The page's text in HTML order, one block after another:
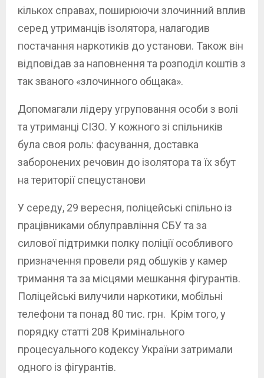
кількох справах, поширюючи злочинний вплив
серед утриманців ізолятора, налагодив
постачання наркотиків до установи. Також він
відповідав за наповнення та розподіл коштів з
так званого «злочинного общака».
Допомагали лідеру угруповання особи з волі
та утриманці СІЗО. У кожного зі спільників
була своя роль: фасування, доставка
заборонених речовин до ізолятора та їх збут
на території спецустанови
У середу, 29 вересня, поліцейські спільно із
працівниками облуправління СБУ та за
силової підтримки полку поліції особливого
призначення провели ряд обшуків у камер
тримання та за місцями мешкання фігурантів.
Поліцейські вилучили наркотики, мобільні
телефони та понад 80 тис. грн. Крім того, у
порядку статті 208 Кримінального
процесуального кодексу України затримали
одного із фігурантів.